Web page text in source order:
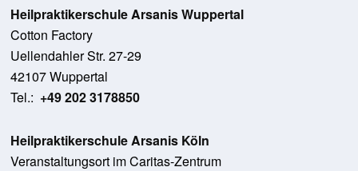
Heilpraktikerschule Arsanis Wuppertal
Cotton Factory
Uellendahler Str. 27-29
42107 Wuppertal
Tel.: +49 202 3178850
Heilpraktikerschule Arsanis Köln
Veranstaltungsort im Caritas-Zentrum